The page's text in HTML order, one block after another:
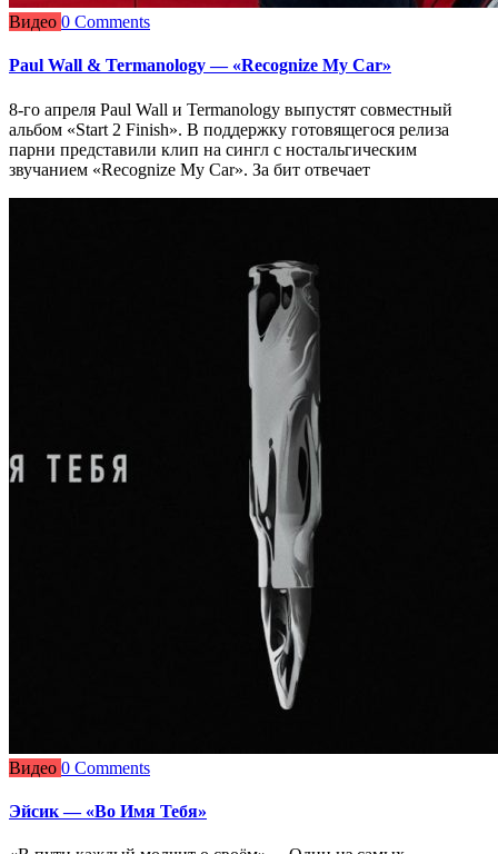
Видео 0 Comments
Paul Wall & Termanology — «Recognize My Car»
8-го апреля Paul Wall и Termanology выпустят совместный
альбом «Start 2 Finish». В поддержку готовящегося релиза
парни представили клип на сингл с ностальгическим
звучанием «Recognize My Car». За бит отвечает
Видео 0 Comments
Эйсик — «Во Имя Тебя»